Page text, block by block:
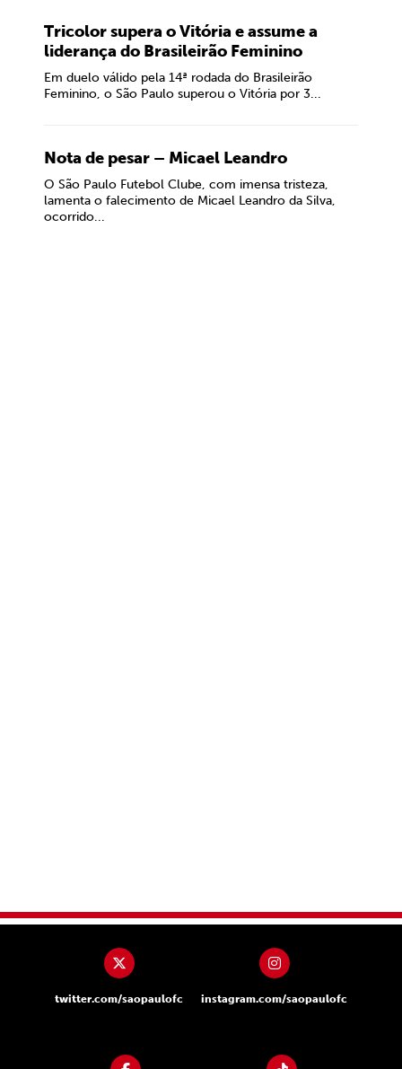
Tricolor supera o Vitória e assume a
liderança do Brasileirão Feminino
Em duelo válido pela 14ª rodada do Brasileirão
Feminino, o São Paulo superou o Vitória por 3...
Nota de pesar – Micael Leandro
O São Paulo Futebol Clube, com imensa tristeza,
lamenta o falecimento de Micael Leandro da Silva,
ocorrido...
twitter.com/saopaulofc instagram.com/saopaulofc